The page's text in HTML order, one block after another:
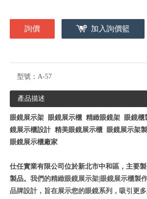
詢價 加入詢價籃
型號： A-57
產品描述
眼鏡展示架 眼鏡展示櫃 精緻眼鏡架 眼鏡
鏡展示櫃設計 精美眼鏡展示櫃 眼鏡展示架
眼鏡展示櫃廠家
仕任實業有限公司位於新北市中和區，主要
製品。 我們的精緻眼鏡展示架|眼鏡展示櫃製
品牌設計，旨在展示您的眼鏡系列，吸引更